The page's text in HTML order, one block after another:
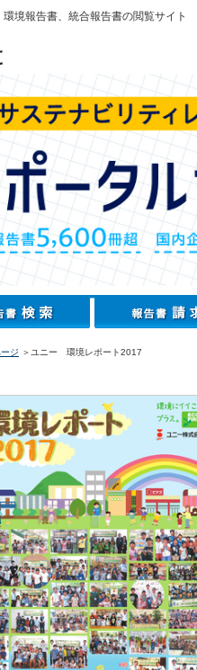
境報告書、統合報告書の閲覧サイト
ジ ＞ユニー 環境レポート2017